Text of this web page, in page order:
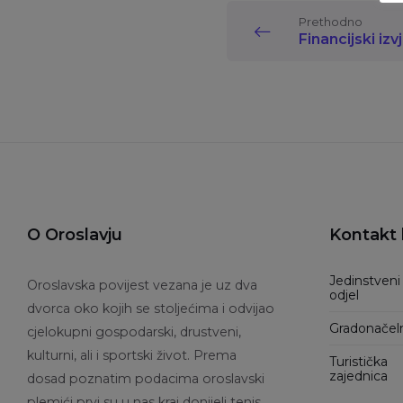
Prethodno
Financijski
O Oroslavju
Oroslavska povijest vezana je uz dva
dvorca oko kojih se stoljećima i odvijao
cjelokupni gospodarski, drustveni,
kulturni, ali i sportski život. Prema
dosad poznatim podacima oroslavski
Kontakt
Jedinstveni
odjel
Turistička
zajednica